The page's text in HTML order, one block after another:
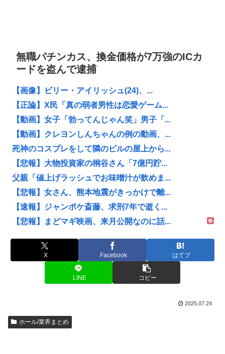
無職パチンカス、換金価格が7万強のICカ
ードを盗んで逮捕
【画像】ビリー・アイリッシュ(24)、...
【正論】X民「真の弱者男性は恋愛ゲーム...
【動画】女子「勃ってんじゃん笑」男子「...
【動画】クレヨンしんちゃんの例の動画、...
死神のコスプレをして隣のビルの屋上から...
【悲報】大物投資家の桐谷さん「7億円貯...
父親「値上げラッシュでお味噌汁が飲めま...
【悲報】女さん、熊本地震がきっかけで離...
【速報】ジャンポケ斎藤、求刑7年で逝く...
【悲報】まどマギ映画、来月公開なのに話...
X Facebook はてブ
LINE コピー
2025.07.24
ホール/業界まとめ